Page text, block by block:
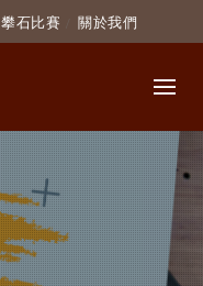
攀石比賽 關於我們